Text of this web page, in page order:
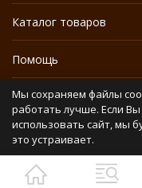
Каталог товаров
Помощь
Информация
Политика персональных
Разработано в
bodysite.ru
Мы сохраняем файлы
работать лучше. Если
использовать сайт, мы
это устраивает.